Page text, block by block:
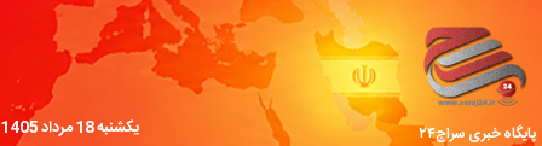
پایگاه خبری سراج۲۴ یکشنبه 18 مرداد 1405